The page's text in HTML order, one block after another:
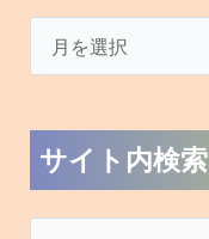
サイト内検索